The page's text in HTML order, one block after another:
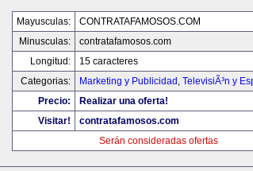
Mayusculas:
CONTRATAFAMOSOS.COM
Minusculas:
contratafamosos.com
Longitud:
15 caracteres
Categorias:
Marketing y Publicidad , TelevisiÃ³n y
Precio:
Realizar una oferta!
Visitar!
contratafamosos.com
Serán consideradas ofertas